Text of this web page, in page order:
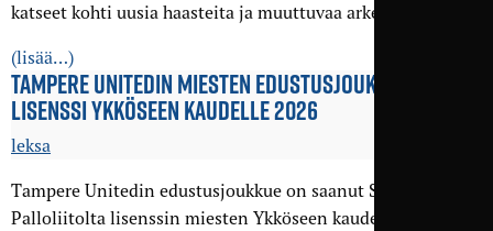
katseet kohti uusia haasteita ja muuttuvaa arkea.
(lisää…)
TAMPERE UNITEDIN MIESTEN EDUSTUS­JOUKKUEELLE
LISENSSI YKKÖSEEN KAUDELLE 2026
leksa
Tampere Unitedin edustusjoukkue on saanut Suomen
Palloliitolta lisenssin miesten Ykköseen kaudelle 2026.